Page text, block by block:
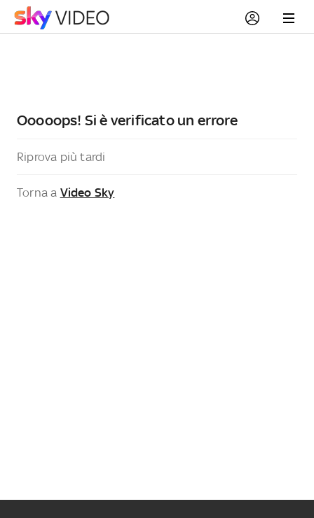
Ooooops! Si è verificato un errore
Riprova più tardi
Torna a Video Sky